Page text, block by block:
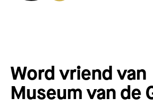
Word vriend van
Museum van de